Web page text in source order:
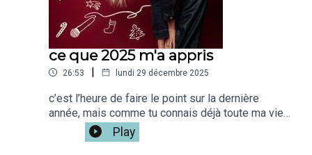
ce que 2025 m'a appris
26:53 | lundi 29 décembre 2025
c’est l’heure de faire le point sur la dernière
année, mais comme tu connais déjà toute ma vie..
je me suis dit que j’allais te résumer les choses
que j’ai apprises en 2025 (en espérant que ça
Play